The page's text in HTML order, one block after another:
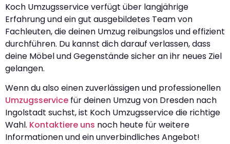
Koch Umzugsservice verfügt über langjährige
Erfahrung und ein gut ausgebildetes Team von
Fachleuten, die deinen Umzug reibungslos und effizient
durchführen. Du kannst dich darauf verlassen, dass
deine Möbel und Gegenstände sicher an ihr neues Ziel
gelangen.
Wenn du also einen zuverlässigen und professionellen
Umzugsservice für deinen Umzug von Dresden nach
Ingolstadt suchst, ist Koch Umzugsservice die richtige
Wahl. Kontaktiere uns noch heute für weitere
Informationen und ein unverbindliches Angebot!